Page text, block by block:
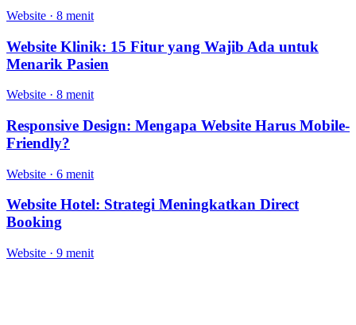
Website · 8 menit
Website Klinik: 15 Fitur yang Wajib Ada untuk
Menarik Pasien
Website · 8 menit
Responsive Design: Mengapa Website Harus Mobile-
Friendly?
Website · 6 menit
Website Hotel: Strategi Meningkatkan Direct
Booking
Website · 9 menit